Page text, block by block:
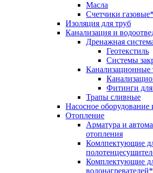
Масла
Счетчики
Изоляция для труб
Канализация и
Дренажная
Геотекстиль
Системы
Фитинги для
Трапы сливные
Насосное оборудование
Отопление
Арматура и
отопления
Комлпектующие
Комплектующие